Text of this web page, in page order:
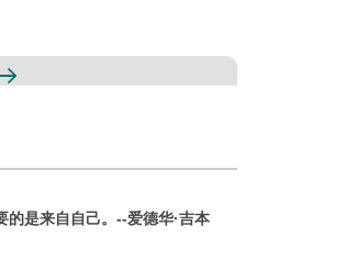
是来自自己。--爱德华·吉本